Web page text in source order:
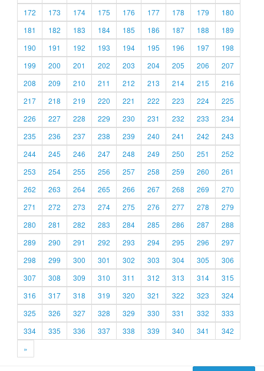
172
173 174 175 176 177 178 179
180
181
182 183 184 185 186 187 188
189
190
191 192 193 194 195 196 197
198
199
200 201 202 203 204 205 206
207
208
209 210 211 212 213 214 215
216
217
218 219 220 221 222 223 224
225
226
227 228 229 230 231 232 233
234
235
236 237 238 239 240 241 242
243
244
245 246 247 248 249 250 251
252
253
254 255 256 257 258 259 260
261
262
263 264 265 266 267 268 269
270
271
272 273 274 275 276 277 278
279
280
281 282 283 284 285 286 287
288
289
290 291 292 293 294 295 296
297
298
299 300 301 302 303 304 305
306
307
308 309 310 311 312 313 314
315
316
317 318 319 320 321 322 323
324
325
326 327 328 329 330 331 332
333
334
335 336 337 338 339 340 341
342
»